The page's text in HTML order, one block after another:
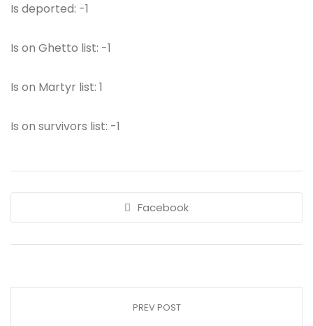
Is deported: -1
Is on Ghetto list: -1
Is on Martyr list: 1
Is on survivors list: -1
Facebook
PREV POST